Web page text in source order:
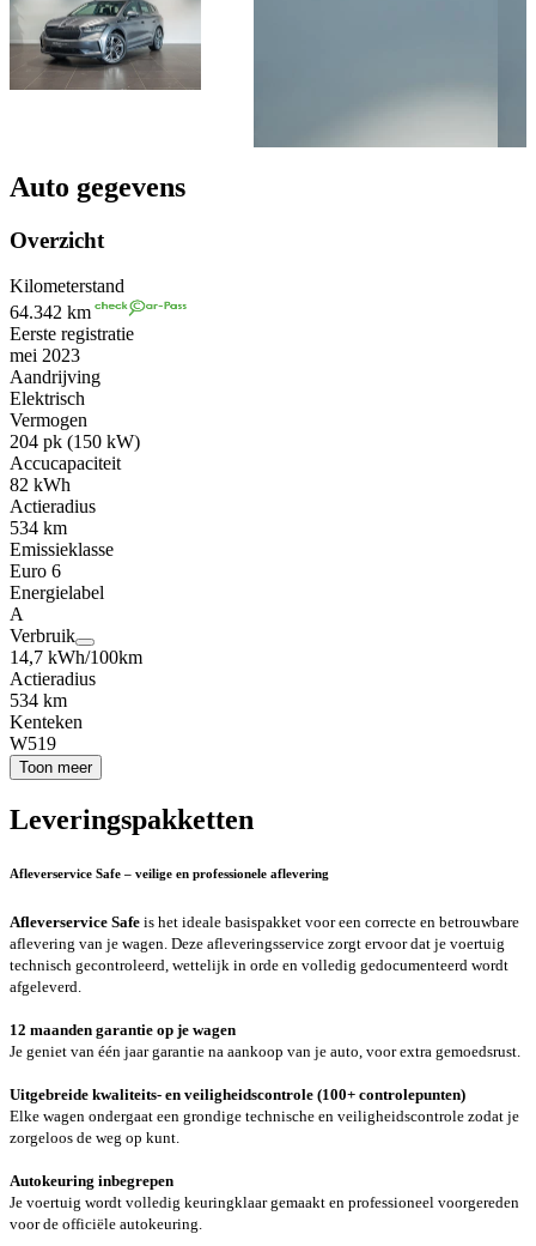
Auto gegevens
Overzicht
Kilometerstand
64.342 km
Eerste registratie
mei 2023
Aandrijving
Elektrisch
Vermogen
204 pk (150 kW)
Accucapaciteit
82 kWh
Actieradius
534 km
Emissieklasse
Euro 6
Energielabel
A
Verbruik
14,7 kWh/100km
Actieradius
534 km
Kenteken
W519
Toon meer
Leveringspakketten
Afleverservice Safe – veilige en professionele aflevering
Afleverservice Safe is het ideale basispakket voor een correcte en betrouwbare
aflevering van je wagen. Deze afleveringsservice zorgt ervoor dat je voertuig
technisch gecontroleerd, wettelijk in orde en volledig gedocumenteerd wordt
afgeleverd.
12 maanden garantie op je wagen
Je geniet van één jaar garantie na aankoop van je auto, voor extra gemoedsrust.
Uitgebreide kwaliteits- en veiligheidscontrole (100+ controlepunten)
Elke wagen ondergaat een grondige technische en veiligheidscontrole zodat je
zorgeloos de weg op kunt.
Autokeuring inbegrepen
Je voertuig wordt volledig keuringklaar gemaakt en professioneel voorgereden
voor de officiële autokeuring.